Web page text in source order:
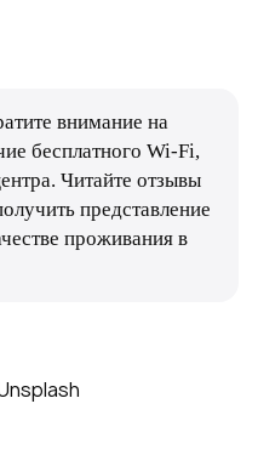
внимание на
бесплатного Wi-Fi,
Читайте отзывы
представление
проживания в